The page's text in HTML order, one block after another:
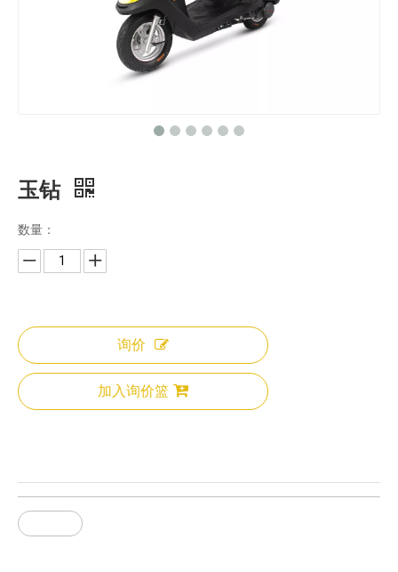
玉钻
数量：
询价
加入询价篮